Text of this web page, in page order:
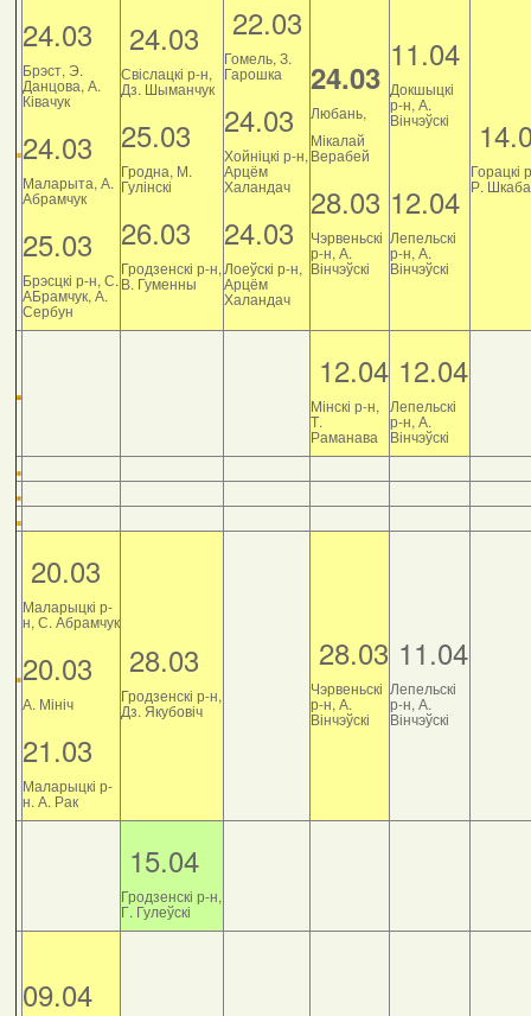
24.03
Брэст, Э.
Данцова, А.
Ківачук
24.03
Маларыта, А.
Абрамчук
25.03
Брэсцкі р-н, С.
АБрамчук, А.
Сербун
24.03
Свіслацкі р-н,
Дз. Шыманчук
25.03
Гродна, М.
Гулінскі
26.03
Гродзенскі р-н,
В. Гуменны
22.03
Гомель, З.
Гарошка
24.03
Хойніцкі р-н,
Арцём
Халандач
24.03
Лоеўскі р-н,
Арцём
Халандач
24.03
Любань,
Мікалай
Верабей
28.03
Чэрвеньскі
р-н, А.
Вінчэўскі
11.04
Докшыцкі
р-н, А.
Вінчэўскі
12.04
Лепельскі
р-н, А.
Вінчэўскі
Горацкі
Р.
12.04
Мінскі р-н,
Т.
Раманава
12.04
Лепельскі
р-н, А.
Вінчэўскі
20.03
Маларыцкі р-
н, С. Абрамчук
20.03
А. Мініч
21.03
Маларыцкі р-
н. А. Рак
28.03
Гродзенскі р-н,
Дз. Якубовіч
28.03
Чэрвеньскі
р-н, А.
Вінчэўскі
11.04
Лепельскі
р-н, А.
Вінчэўскі
15.04
Гродзенскі р-н,
Г. Гулеўскі
09.04